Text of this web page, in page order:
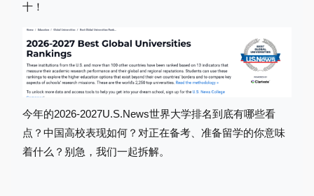
十！
今年的2026-2027U.S.News世界大学排名到底有哪些看
点？中国高校表现如何？对正在备考、准备留学的你意味
着什么？别急，我们一起拆解。